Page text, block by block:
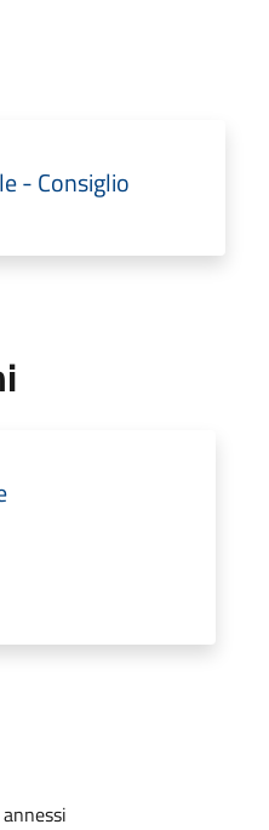
- Consiglio